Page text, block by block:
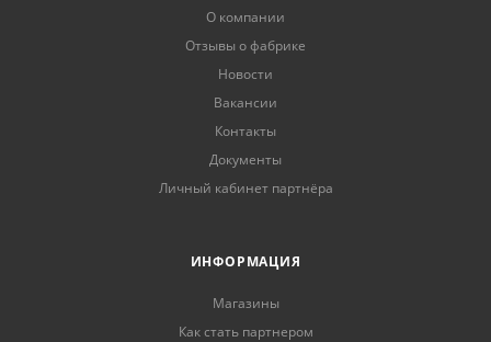
О компании
Отзывы о фабрике
Новости
Вакансии
Контакты
Документы
Личный кабинет партнёра
ИНФОРМАЦИЯ
Магазины
Как стать партнером